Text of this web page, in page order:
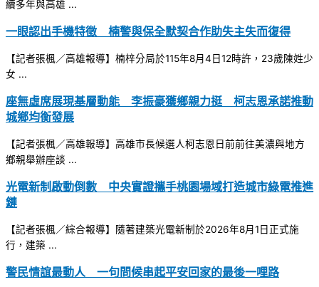
續多年與高雄 ...
一眼認出手機特徵 楠警與保全默契合作助失主失而復得
【記者張楓／高雄報導】楠梓分局於115年8月4日12時許，23歲陳姓少
女 ...
座無虛席展現基層動能 李振豪獲鄉親力挺 柯志恩承諾推動
城鄉均衡發展
【記者張楓／高雄報導】高雄市長候選人柯志恩日前前往美濃與地方
鄉親舉辦座談 ...
光電新制啟動倒數 中央實證攜手桃園場域打造城市綠電推進
鏈
【記者張楓／綜合報導】隨著建築光電新制於2026年8月1日正式施
行，建築 ...
警民情誼最動人 一句問候串起平安回家的最後一哩路